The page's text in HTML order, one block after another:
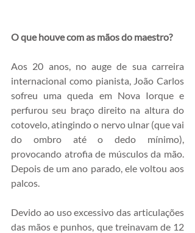
O que houve com as mãos do maestro?
Aos 20 anos, no auge de sua carreira
internacional como pianista, João Carlos
sofreu uma queda em Nova Iorque e
perfurou seu braço direito na altura do
cotovelo, atingindo o nervo ulnar (que vai
do ombro até o dedo mínimo),
provocando atrofia de músculos da mão.
Depois de um ano parado, ele voltou aos
palcos.
Devido ao uso excessivo das articulações
das mãos e punhos, que treinavam de 12